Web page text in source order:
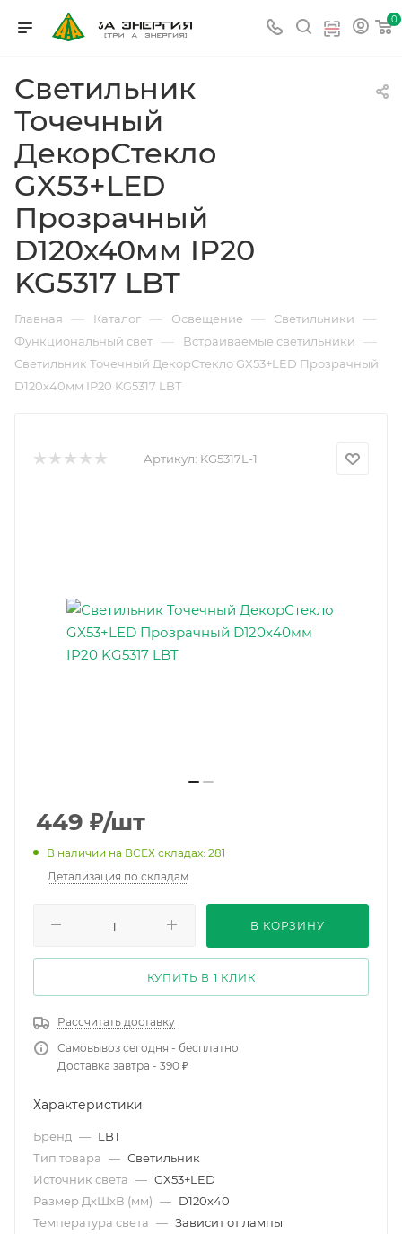
0
Светильник
Точечный
ДекорСтекло
GX53+LED
Прозрачный
D120х40мм IP20
KG5317 LBT
Главная — Каталог — Освещение — Светильники —
Функциональный свет — Встраиваемые светильники —
Светильник Точечный ДекорСтекло GX53+LED Прозрачный
D120х40мм IP20 KG5317 LBT
Артикул: KG5317L-1
449 ₽/шт
В наличии на ВСЕХ складах: 281
Детализация по складам
В КОРЗИНУ
КУПИТЬ В 1 КЛИК
Рассчитать доставку
Самовывоз сегодня - бесплатно
Доставка завтра - 390 ₽
Характеристики
Бренд — LBT
Тип товара — Светильник
Источник света — GX53+LED
Размер ДхШхВ (мм) — D120х40
Температура света — Зависит от лампы